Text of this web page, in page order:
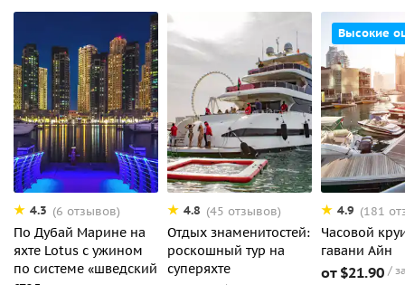
4.3 (6 отзывов)
По Дубай Марине на
яхте Lotus с ужином
по системе «шведский
4.8 (45 отзывов)
Отдых знаменитостей:
роскошный тур на
суперяхте
Высокие
4.9 (181
Часовой
гавани Айн
от $21.90